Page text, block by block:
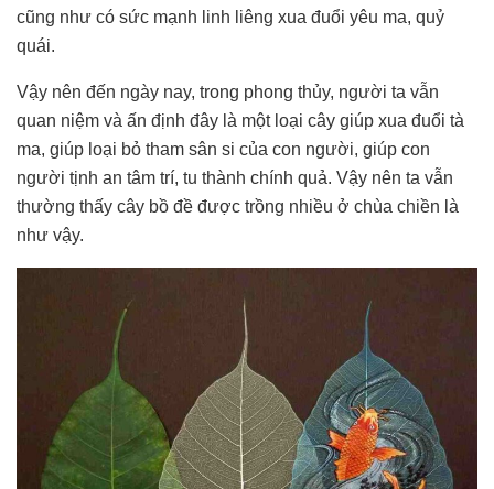
cũng như có sức mạnh linh liêng xua đuổi yêu ma, quỷ
quái.
Vậy nên đến ngày nay, trong phong thủy, người ta vẫn
quan niệm và ấn định đây là một loại cây giúp xua đuổi tà
ma, giúp loại bỏ tham sân si của con người, giúp con
người tịnh an tâm trí, tu thành chính quả. Vậy nên ta vẫn
thường thấy cây bồ đề được trồng nhiều ở chùa chiền là
như vậy.